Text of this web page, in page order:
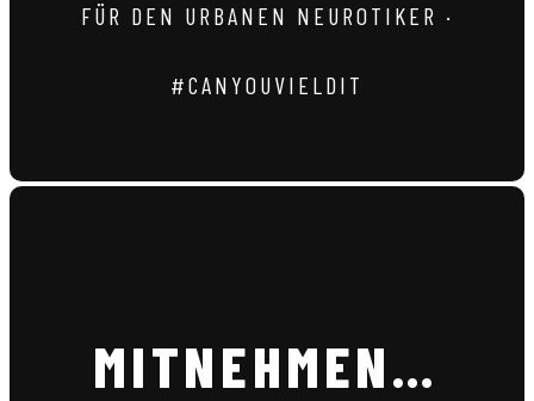
FÜR DEN URBANEN NEUROTIKER ·
#CANYOUVIELDIT
MITNEHMEN…